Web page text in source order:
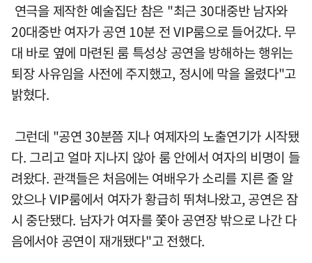
연극을 제작한 예술집단 참은 "최근 30대중반 남자와
20대중반 여자가 공연 10분 전 VIP룸으로 들어갔다. 무
대 바로 옆에 마련된 룸 특성상 공연을 방해하는 행위는
퇴장 사유임을 사전에 주지했고, 정시에 막을 올렸다"고
밝혔다.
그런데 "공연 30분쯤 지나 여제자의 노출연기가 시작됐
다. 그리고 얼마 지나지 않아 룸 안에서 여자의 비명이 들
려왔다. 관객들은 처음에는 여배우가 소리를 지른 줄 알
았으나 VIP룸에서 여자가 황급히 뛰쳐나왔고, 공연은 잠
시 중단됐다. 남자가 여자를 쫓아 공연장 밖으로 나간 다
음에서야 공연이 재개됐다"고 전했다.